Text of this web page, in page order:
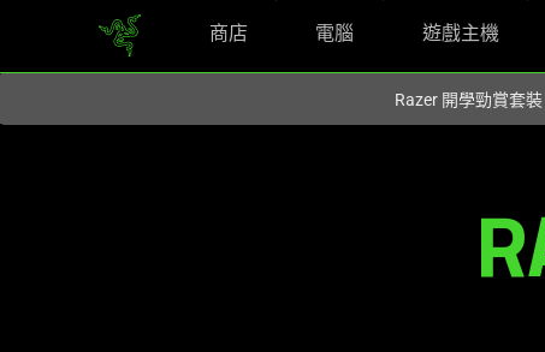
商店 電腦 遊戲主機
Razer 開學勁賞套